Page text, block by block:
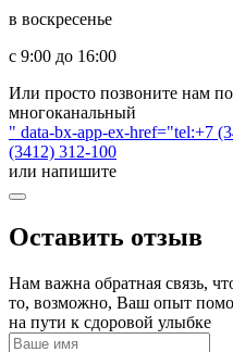
в воскресенье
с 9:00 до 16:00
Или просто позвоните нам
многоканальный
" data-bx-app-ex-href="tel:+7
(3412) 312-100
или напишите
Оставить отзыв
Нам важна обратная связь,
то, возможно, Ваш опыт
на пути к сдоровой улыбке